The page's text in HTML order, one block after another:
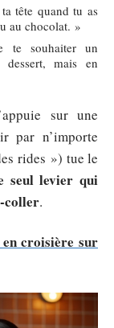
tête quand tu as
au chocolat. »
te souhaiter un
dessert, mais en
sur une
par n’importe
rides ») tue le
seul levier qui
coller.
croisière sur